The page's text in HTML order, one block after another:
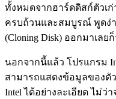
ทั้งหมดจากฮาร์ดดิสก์ตัวเ
ครบถ้วนและสมบูรณ์ พูดง่
(Cloning Disk) ออกมาเลย
นอกจากนี้แล้ว โปรแกรม
สามารถแสดงข้อมูลของตั
Intel ได้อย่างละเอียด ไม่ว่